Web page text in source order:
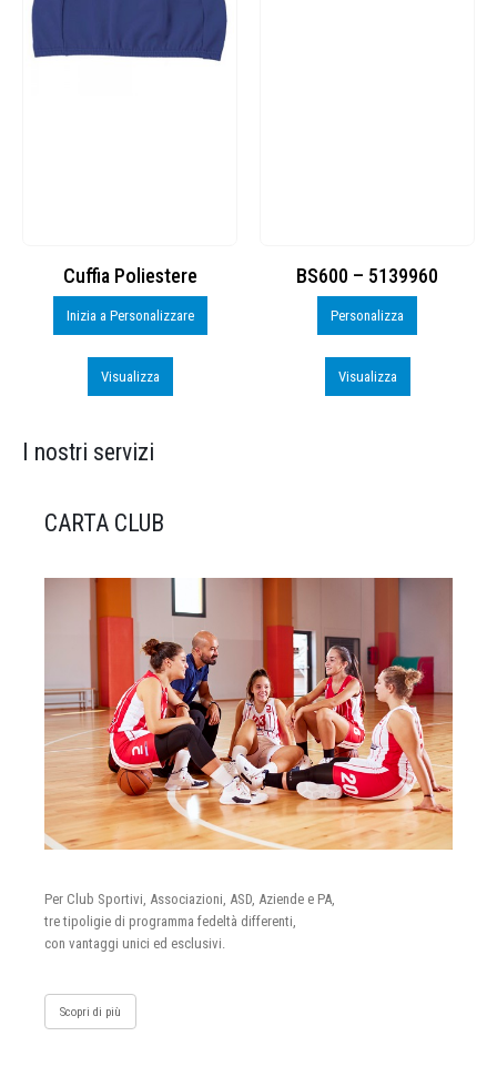
Cuffia Poliestere
Inizia a Personalizzare
Visualizza
BS600 – 5139960
Personalizza
Visualizza
I nostri servizi
CARTA CLUB
Per Club Sportivi, Associazioni, ASD, Aziende e PA,
tre tipoligie di programma fedeltà differenti,
con vantaggi unici ed esclusivi.
Scopri di più